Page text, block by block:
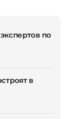
по
в